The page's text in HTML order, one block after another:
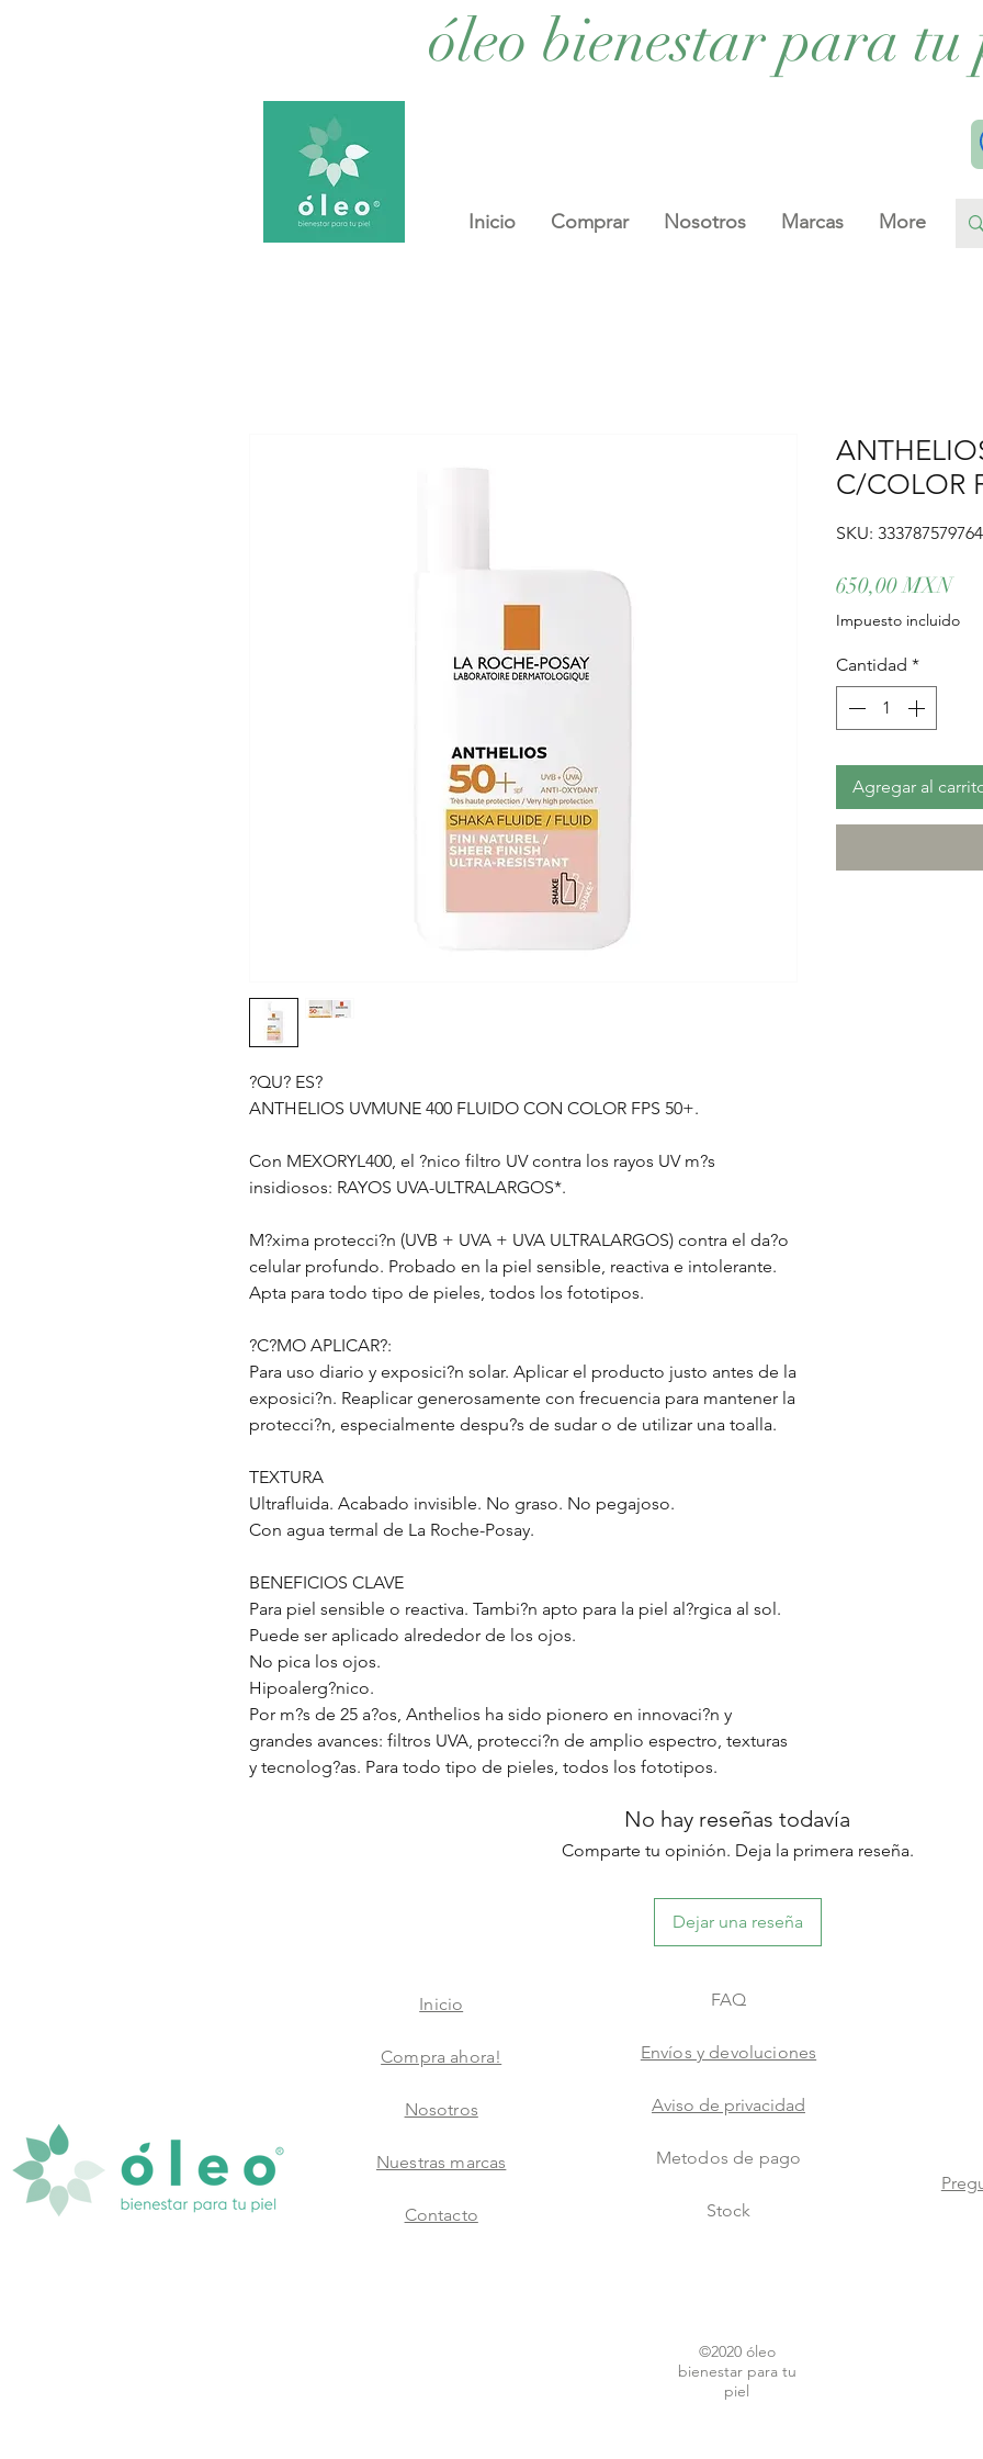
óleo bienestar para tu
Inicio Comprar Nosotros Marcas More
?QU? ES?
ANTHELIOS UVMUNE 400 FLUIDO CON COLOR FPS 50+.
Con MEXORYL400, el ?nico filtro UV contra los rayos UV m?s
insidiosos: RAYOS UVA-ULTRALARGOS*.
M?xima protecci?n (UVB + UVA + UVA ULTRALARGOS) contra el da?o
celular profundo. Probado en la piel sensible, reactiva e intolerante.
Apta para todo tipo de pieles, todos los fototipos.
?C?MO APLICAR?:
Para uso diario y exposici?n solar. Aplicar el producto justo antes de la
exposici?n. Reaplicar generosamente con frecuencia para mantener la
protecci?n, especialmente despu?s de sudar o de utilizar una toalla.
TEXTURA
Ultrafluida. Acabado invisible. No graso. No pegajoso.
Con agua termal de La Roche-Posay.
BENEFICIOS CLAVE
Para piel sensible o reactiva. Tambi?n apto para la piel al?rgica al sol.
Puede ser aplicado alrededor de los ojos.
No pica los ojos.
Hipoalerg?nico.
Por m?s de 25 a?os, Anthelios ha sido pionero en innovaci?n y
grandes avances: filtros UVA, protecci?n de amplio espectro, texturas
y tecnolog?as. Para todo tipo de pieles, todos los fototipos.
C/COLOR
SKU:
650,00 MXN
Impuesto incluido
Cantidad *
Agregar al
No hay reseñas todavía
Comparte tu opinión. Deja la primera reseña.
Dejar una reseña
Inicio
Compra ahora!
Nosotros
Nuestras marcas
Contacto
FAQ
Envíos y devoluciones
Aviso de privacidad
Metodos de pago
Stock
©2020 óleo
bienestar para tu
piel